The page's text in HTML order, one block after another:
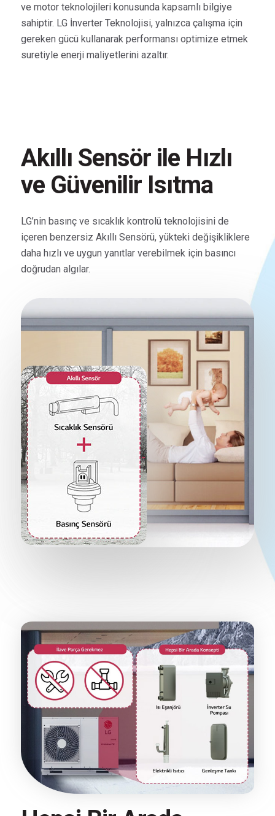
ve motor teknolojileri konusunda kapsamlı bilgiye
sahiptir. LG İnverter Teknolojisi, yalnızca çalışma için
gereken gücü kullanarak performansı optimize etmek
suretiyle enerji maliyetlerini azaltır.
Akıllı Sensör ile Hızlı
ve Güvenilir Isıtma
LG’nin basınç ve sıcaklık kontrolü teknolojisini de
içeren benzersiz Akıllı Sensörü, yükteki değişikliklere
daha hızlı ve uygun yanıtlar verebilmek için basıncı
doğrudan algılar.